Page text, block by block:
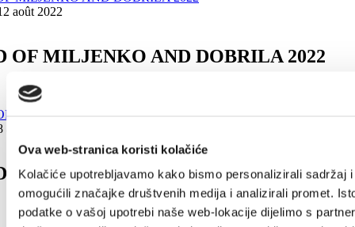
Ova web-stranica koristi kolačiće
Kolačiće upotrebljavamo kako bismo personalizirali sadržaj
omogućili značajke društvenih medija i analizirali promet.
podatke o vašoj upotrebi naše web-lokacije dijelimo s
août 2022
OF MILJENKO AND DOBRILA 2022
2021
OF MILJENKO AND DOBRILA 2021